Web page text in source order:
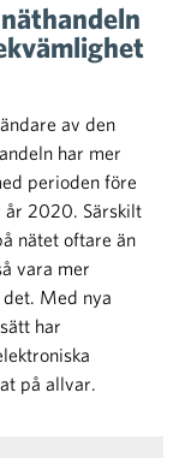
av den
har mer
perioden före
år 2020. Särskilt
nätet oftare än
vara mer
Med nya
har
på allvar.